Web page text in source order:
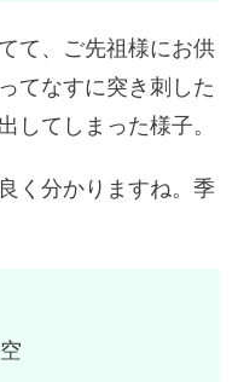
て、ご先祖様にお供
てなすに突き刺した
してしまった様子。
く分かりますね。季